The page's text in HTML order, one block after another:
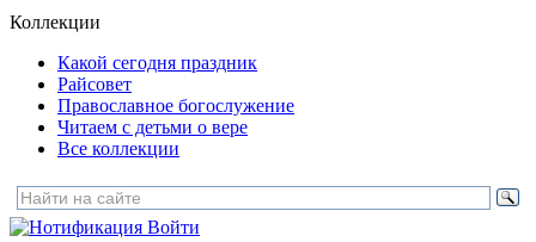
Коллекции
Какой сегодня праздник
Райсовет
Православное богослужение
Читаем с детьми о вере
Все коллекции
Войти